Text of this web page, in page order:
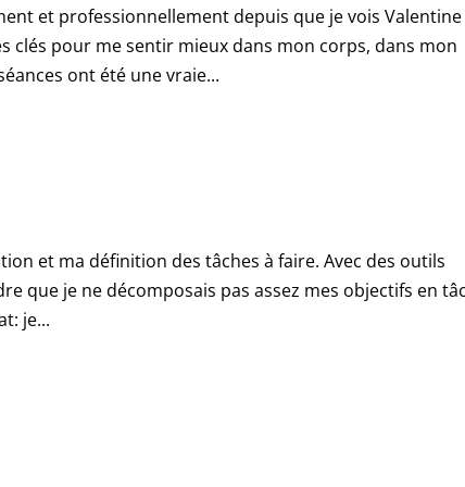
et professionnellement depuis que je vois Valentine
clés pour me sentir mieux dans mon corps, dans mon
ont été une vraie...
et ma définition des tâches à faire. Avec des outils
que je ne décomposais pas assez mes objectifs en
je...